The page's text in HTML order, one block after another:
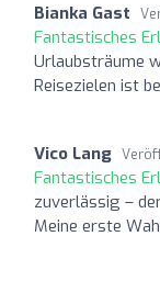
Bianka Gast
Fantastisches
Urlaubsträume
Reisezielen ist
Vico Lang
Fantastisches
zuverlässig –
Meine erste